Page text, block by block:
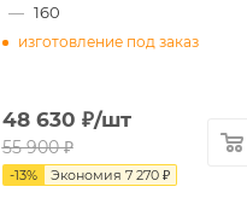
— 160
изготовление под заказ
48 630 ₽/шт
55 900₽
-13% Экономия 7 270₽